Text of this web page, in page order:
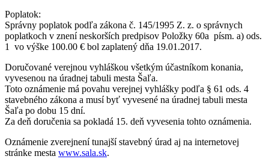
Poplatok:
Správny poplatok podľa zákona č. 145/1995 Z. z. o správnych
poplatkoch v znení neskorších predpisov Položky 60a písm. a) ods.
1 vo výške 100.00 € bol zaplatený dňa 19.01.2017.
Doručované verejnou vyhláškou všetkým účastníkom konania,
vyvesenou na úradnej tabuli mesta Šaľa.
Toto oznámenie má povahu verejnej vyhlášky podľa § 61 ods. 4
stavebného zákona a musí byť vyvesené na úradnej tabuli mesta
Šaľa po dobu 15 dní.
Za deň doručenia sa pokladá 15. deň vyvesenia tohto oznámenia.
Oznámenie zverejnení tunajší stavebný úrad aj na internetovej
stránke mesta www.sala.sk.